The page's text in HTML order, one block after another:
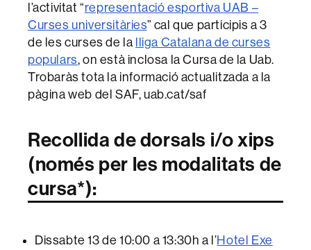
l’activitat “representació esportiva UAB –
Curses universitàries” cal que participis a 3
de les curses de la
lliga Catalana de curses
populars, on està inclosa la Cursa de la Uab.
Trobaràs tota la informació actualitzada a la
pàgina web del SAF, uab.cat/saf
Recollida de dorsals i/o xips
(només per les modalitats de
cursa*):
Dissabte 13 de 10:00 a 13:30h a l’Hotel Exe